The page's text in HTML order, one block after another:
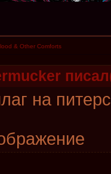
& Other Comforts
на